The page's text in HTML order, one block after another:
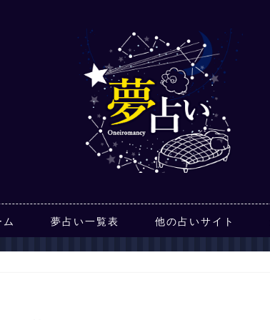
ム 夢占い一覧表 他の占いサイト